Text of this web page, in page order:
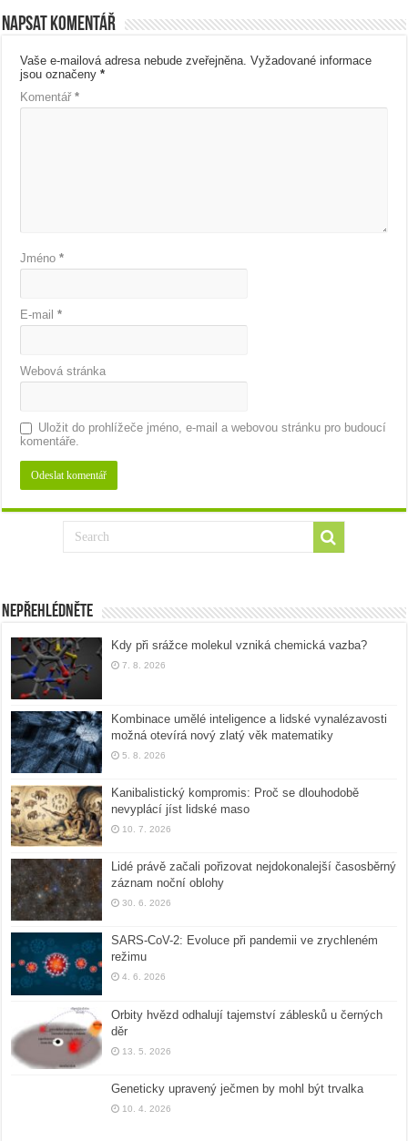
Napsat komentář
Vaše e-mailová adresa nebude zveřejněna. Vyžadované informace
jsou označeny*
Komentář*
Jméno*
E-mail*
Webová stránka
Uložit do prohlížeče jméno, e-mail a webovou stránku pro budoucí
komentáře.
Nepřehlédněte
Kdy při srážce molekul vzniká chemická vazba?
7. 8. 2026
Kombinace umělé inteligence a lidské vynalézavosti
možná otevírá nový zlatý věk matematiky
5. 8. 2026
Kanibalistický kompromis: Proč se dlouhodobě
nevyplácí jíst lidské maso
10. 7. 2026
Lidé právě začali pořizovat nejdokonalejší časosběrný
záznam noční oblohy
30. 6. 2026
SARS-CoV-2: Evoluce při pandemii ve zrychleném
režimu
4. 6. 2026
Orbity hvězd odhalují tajemství záblesků u černých
děr
13. 5. 2026
Geneticky upravený ječmen by mohl být trvalka
10. 4. 2026